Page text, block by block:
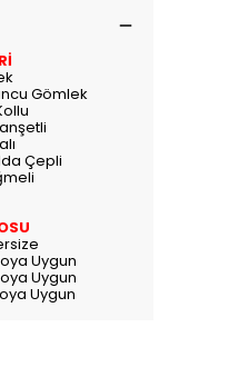
Gömlek
Çepli
Uygun
Uygun
Uygun